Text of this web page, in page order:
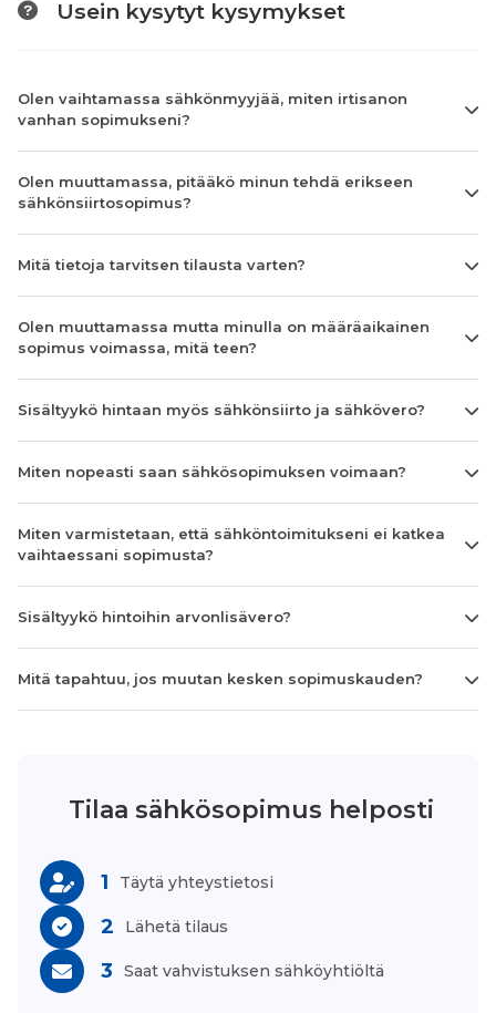
Usein kysytyt kysymykset
Olen vaihtamassa sähkönmyyjää, miten irtisanon
vanhan sopimukseni?
Olen muuttamassa, pitääkö minun tehdä erikseen
sähkönsiirtosopimus?
Mitä tietoja tarvitsen tilausta varten?
Olen muuttamassa mutta minulla on määräaikainen
sopimus voimassa, mitä teen?
Sisältyykö hintaan myös sähkönsiirto ja sähkövero?
Miten nopeasti saan sähkösopimuksen voimaan?
Miten varmistetaan, että sähköntoimitukseni ei katkea
vaihtaessani sopimusta?
Sisältyykö hintoihin arvonlisävero?
Mitä tapahtuu, jos muutan kesken sopimuskauden?
Tilaa sähkösopimus helposti
1 Täytä yhteystietosi
2 Lähetä tilaus
3 Saat vahvistuksen sähköyhtiöltä